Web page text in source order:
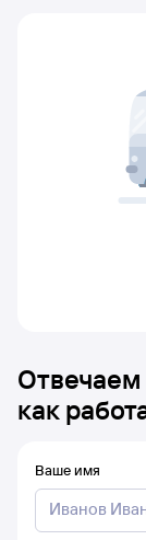
Отвечаем
как
Ваше имя